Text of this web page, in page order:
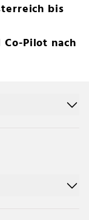
bis
Pilot nach